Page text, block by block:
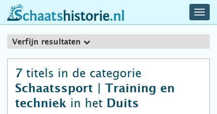
schaatshistorie.nl
Verfijn resultaten
7 titels in de categorie
Schaatssport | Training en
techniek in het Duits